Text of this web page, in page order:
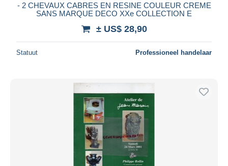
- 2 CHEVAUX CABRES EN RESINE COULEUR CREME
SANS MARQUE DECO XXe COLLECTION E
± US$ 28,90
Statuut Professioneel handelaar